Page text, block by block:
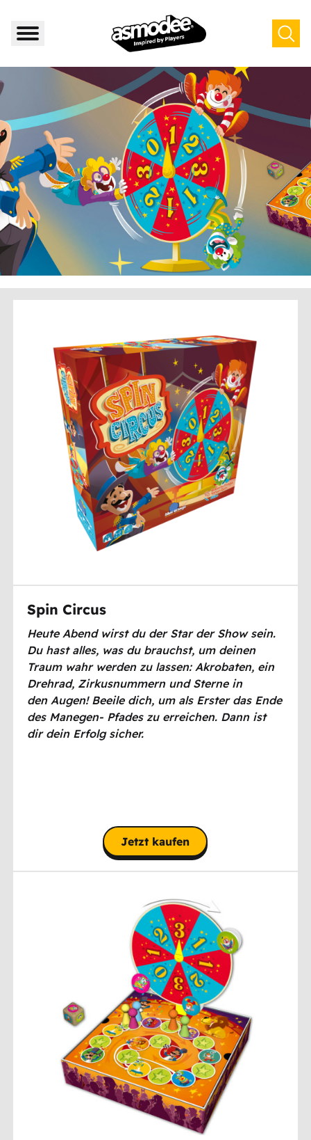
Spin Circus
Heute Abend wirst du der Star der Show sein.
Du hast alles, was du brauchst, um deinen
Traum wahr werden zu lassen: Akrobaten, ein
Drehrad, Zirkusnummern und Sterne in
den Augen! Beeile dich, um als Erster das Ende
des Manegen- Pfades zu erreichen. Dann ist
dir dein Erfolg sicher.
Jetzt kaufen